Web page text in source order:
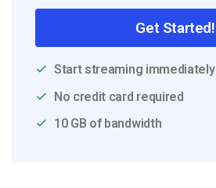
Get Started!
Start streaming immediately
No credit card required
10 GB of bandwidth